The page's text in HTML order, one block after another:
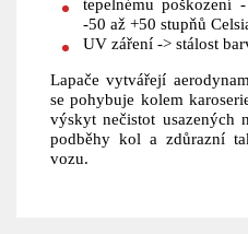
-50 až +50 stupňů
UV záření -> stálost
Lapače vytvářejí
se pohybuje kolem
výskyt nečistot usazených
podběhy kol a zdůrazní
vozu.